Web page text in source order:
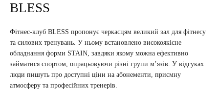
BLESS
Фітнес-клуб BLESS пропонує черкасцям великий зал для фітнесу
та силових тренувань. У ньому встановлено високоякісне
обладнання форми STAIN, завдяки якому можна ефективно
займатися спортом, опрацьовуючи різні групи м’язів. У відгуках
люди пишуть про доступні ціни на абонементи, приємну
атмосферу та професійних тренерів.